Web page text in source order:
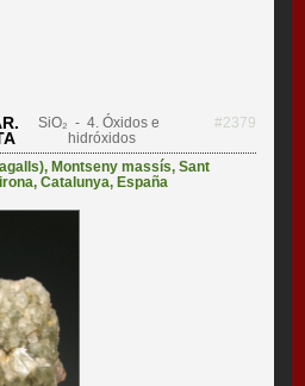
SiO₂ - 4. Óxidos e
hidróxidos
#2379
, Montseny massís,Sant
,Catalunya, España